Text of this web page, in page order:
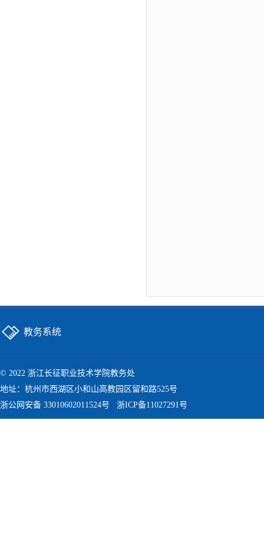
教务系统
© 2022 浙江长征职业技术学院教务处
地址：杭州市西湖区小和山高教园区留和路525号
浙公网安备 33010602011524号
浙ICP备11027291号